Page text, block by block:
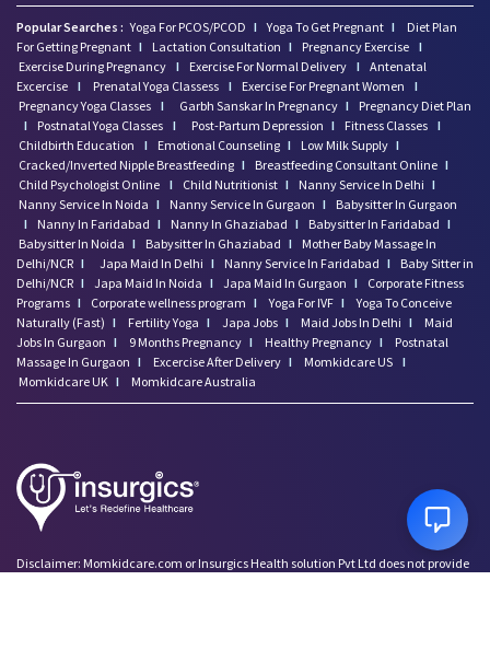
Popular Searches : Yoga For PCOS/PCOD I Yoga To Get Pregnant I
Diet Plan
For Getting Pregnant I Lactation Consultation I Pregnancy Exercise I
Exercise During Pregnancy I Exercise For Normal Delivery I Antenatal
Excercise I Prenatal Yoga Classess I Exercise For Pregnant Women
I
Pregnancy Yoga Classes I Garbh Sanskar In Pregnancy I
Pregnancy Diet Plan
I
Postnatal Yoga Classes I Post-Partum Depression I Fitness Classes I
Childbirth Education
I Emotional Counseling I Low Milk Supply I
Cracked/Inverted Nipple Breastfeeding I Breastfeeding Consultant Online I
Child Psychologist Online I Child Nutritionist I Nanny Service In Delhi I
Nanny Service In Noida I Nanny Service In Gurgaon I
Babysitter In Gurgaon
I
Nanny In Faridabad I Nanny In Ghaziabad I Babysitter In Faridabad I
Babysitter In Noida I Babysitter In Ghaziabad I
Mother Baby Massage In
Delhi/NCR I Japa Maid In Delhi I Nanny Service In Faridabad I
Baby Sitter in
Delhi/NCR I Japa Maid In Noida I Japa Maid In Gurgaon I
Corporate Fitness
Programs I Corporate wellness program I Yoga For IVF I
Yoga To Conceive
Naturally (Fast) I Fertility Yoga I Japa Jobs I Maid Jobs In Delhi I
Maid
Jobs In Gurgaon I 9 Months Pregnancy I Healthy Pregnancy I
Postnatal
Massage In Gurgaon I Excercise After Delivery I Momkidcare US I
Momkidcare UK I Momkidcare Australia
Disclaimer: Momkidcare.com or Insurgics Health solution Pvt Ltd does not provide